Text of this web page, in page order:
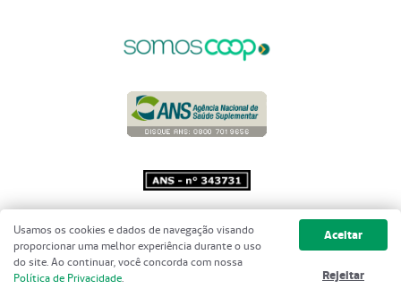
Copyright 2001 - 2026 Unimed do
Brasil - Todos os direitos reservados
Usamos os cookies e dados de navegação visando
proporcionar uma melhor experiência durante o uso
do site. Ao continuar, você concorda com nossa
Política de Privacidade.
Aceitar
Rejeitar